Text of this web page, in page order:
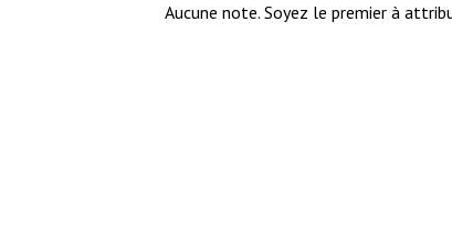
Aucune note. Soyez le premier à